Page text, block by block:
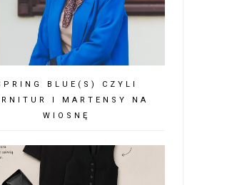
BLUE(S) CZYLI
I MARTENSY NA
WIOSNĘ